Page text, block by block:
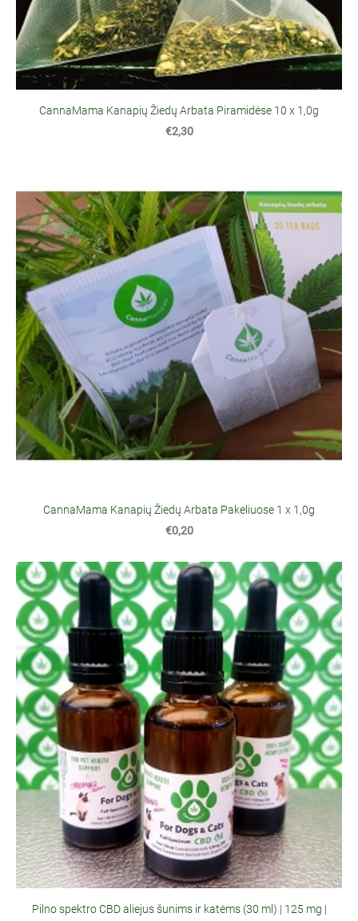
CannaMama Kanapių Žiedų Arbata Piramidėse 10 x 1,0g
€2,30
CannaMama Kanapių Žiedų Arbata Pakeliuose 1 x 1,0g
€0,20
Pilno spektro CBD aliejus šunims ir katėms (30 ml) | 125 mg |